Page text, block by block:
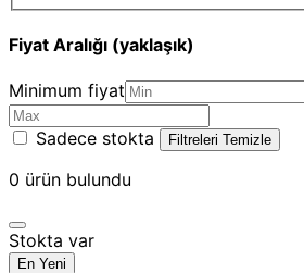
Fiyat Aralığı (yaklaşık)
Minimum fiyat
Sadece stokta Filtreleri Temizle
0 ürün bulundu
Stokta var
En Yeni